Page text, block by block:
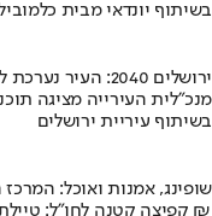
בשיתוף יונדאי מבית
ירושלים 2040: העיר נערכת ל- 1.5 מליון תושבים
מנכ"לית העירייה מציגה
בשיתוף עיריית ירושלים
שופינג, אמנות ואוכל:
קפיצה קטנה לחו"ל: טיילת חדשה, מיצגי אמנות, וכיכרות משופצות בהשקעה של 100 מיליון ₪